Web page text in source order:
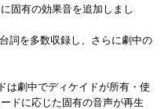
固有の効果音を追加しまし
詞を多数収録し、さらに劇中の
は劇中でディケイドが所有・使
ドに応じた固有の音声が再生